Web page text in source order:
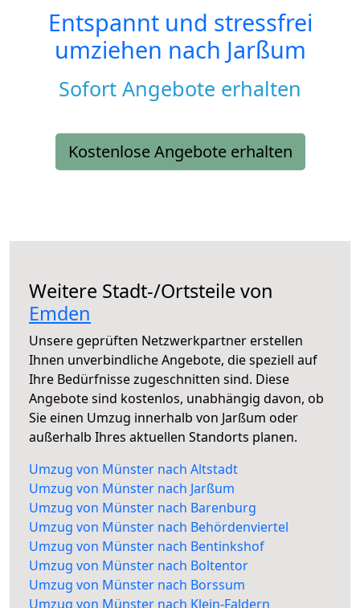
Entspannt und stressfrei
umziehen nach Jarßum
Sofort Angebote erhalten
Kostenlose Angebote erhalten
Weitere Stadt-/Ortsteile von
Emden
Unsere geprüften Netzwerkpartner erstellen
Ihnen unverbindliche Angebote, die speziell auf
Ihre Bedürfnisse zugeschnitten sind. Diese
Angebote sind kostenlos, unabhängig davon, ob
Sie einen Umzug innerhalb von Jarßum oder
außerhalb Ihres aktuellen Standorts planen.
Umzug von Münster nach Altstadt
Umzug von Münster nach Jarßum
Umzug von Münster nach Barenburg
Umzug von Münster nach Behördenviertel
Umzug von Münster nach Bentinkshof
Umzug von Münster nach Boltentor
Umzug von Münster nach Borssum
Umzug von Münster nach Klein-Faldern